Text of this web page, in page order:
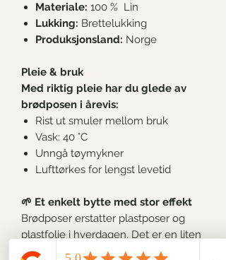
Materiale: 100 % Lin
Lukking: Brettelukking
Produksjonsland: Norge
Pleie & bruk
Med riktig pleie har du glede av
brødposen i årevis:
Rist ut smuler mellom bruk
Vask: 40 °C
Unngå tøymykner
Lufttørkes for lengst levetid
🌱 Et enkelt bytte med stor effekt
Brødposer erstatter plastposer og
plastfolie i hverdagen. Det er en liten
vaneendring som reduserer avfall og